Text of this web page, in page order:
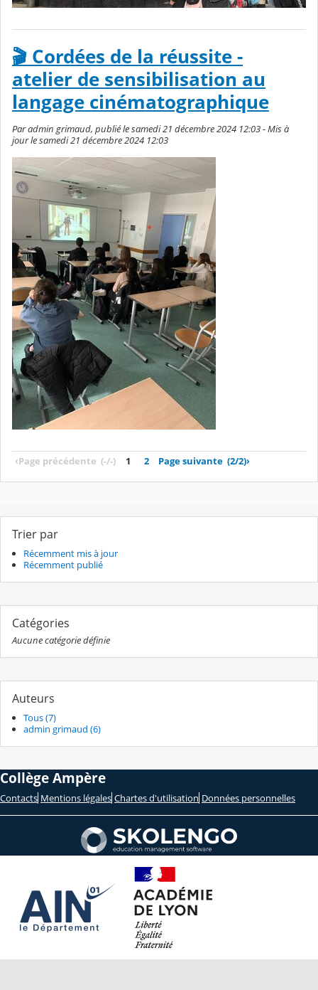
🎬 Cordées de la réussite -
atelier de sensibilisation au
langage cinématographique
Par admin grimaud, publié le samedi 21 décembre 2024 12:03 - Mis à
jour le samedi 21 décembre 2024 12:03
‹Page précédente (-/-) 1 2 Page suivante (2/2)›
Trier par
Récemment mis à jour
Récemment publié
Catégories
Aucune catégorie définie
Auteurs
Tous (7)
admin grimaud (6)
Collège Ampère
Contacts Mentions légales Chartes d'utilisation Données personnelles